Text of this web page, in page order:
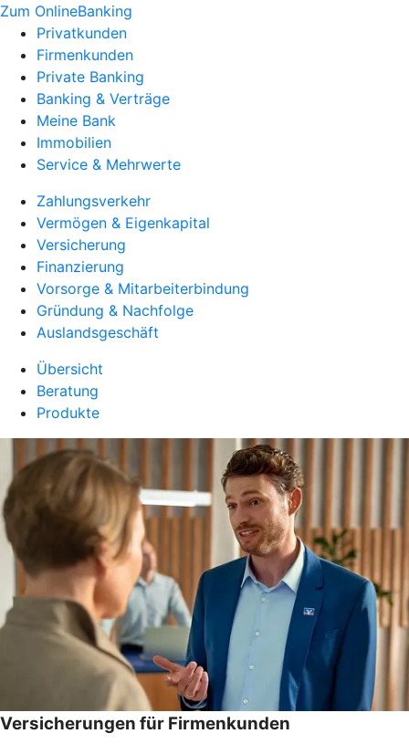
Zum OnlineBanking
Privatkunden
Firmenkunden
Private Banking
Banking & Verträge
Meine Bank
Immobilien
Service & Mehrwerte
Zahlungsverkehr
Vermögen & Eigenkapital
Versicherung
Finanzierung
Vorsorge & Mitarbeiterbindung
Gründung & Nachfolge
Auslandsgeschäft
Übersicht
Beratung
Produkte
Versicherungen für Firmenkunden